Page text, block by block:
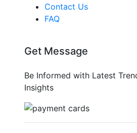
Contact Us
FAQ
Get Message
Be Informed with Latest
Insights